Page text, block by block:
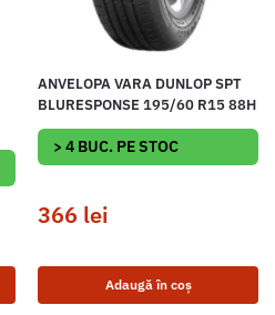
ANVELOPA VARA DUNLOP SPT
BLURESPONSE 195/60 R15 88H
> 4 BUC. PE STOC
366 lei
Adaugă în coș